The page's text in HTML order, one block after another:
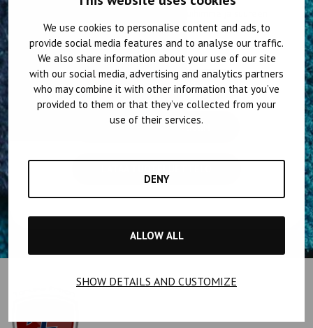
We use cookies to personalise content and ads, to
provide social media features and to analyse our traffic.
We also share information about your use of our site
with our social media, advertising and analytics partners
who may combine it with other information that you’ve
provided to them or that they’ve collected from your
use of their services.
DENY
ALLOW ALL
SHOW DETAILS AND CUSTOMIZE
valikoimaamme, joiden joukosta löydät varmasti kaiken
etsimäsi!
TUTUSTU PALVELUIHIN
TUTUSTU TUOTTEISIIN